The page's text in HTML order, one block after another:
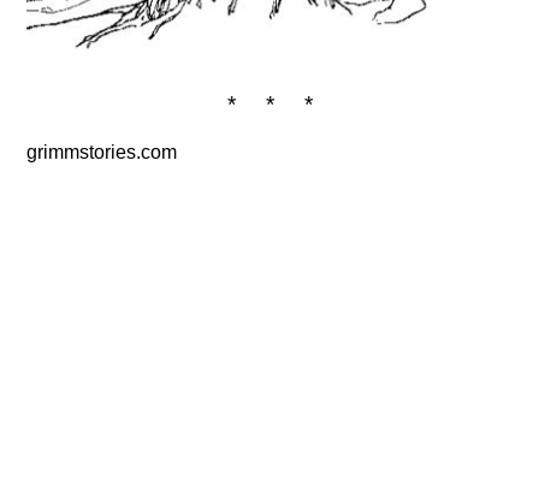
* * *
grimmstories.com